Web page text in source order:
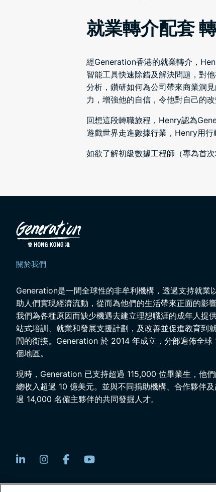
就業轉介配套
經Generation香港的就業轉介，
智能工具快速除錯及解決問題，對
分析，鑽研如何為公司帶來商業洞
力，增強他的自信，令他對自己的改
回想這段轉職旅程，Henry認為
遊戲世界走進數據行業，Henry用
如欲了解初級數據工程師（專為首
關於我們
Generation是一間全球性的非牟利機構，透過支持就業
助人們實現經濟流動，從而為他們的生活帶來正面的影響
我們為各種原因而缺少機遇去建立理想職涯的成年人提
站式培訓、就業和發展支援計劃，及改善並促進教育到
間的銜接。Generation 於 2014 年成立，分部遍佈全球
個地區。
現時，Generation 已支持超過 115,000 位畢業生，他
總收入超過 10 億美元。並與不同捐助機構、合作夥伴及
過 14,000 名僱主夥伴的共同發掘人才。